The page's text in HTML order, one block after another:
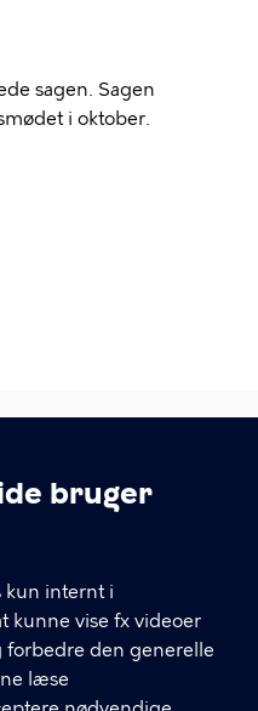
bruger
kun internt i
kunne vise fx videoer
forbedre den generelle
læse
sagen. Sagen
i oktober.